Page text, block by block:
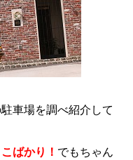
車場を調べ紹介して
ばかり！ でもちゃん